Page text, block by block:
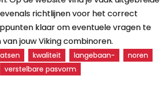
richtlijnen voor het correct
klaar om eventuele vragen te
jouw Viking combinoren.
kwaliteit langebaan-
noren
verstelbare pasvorm